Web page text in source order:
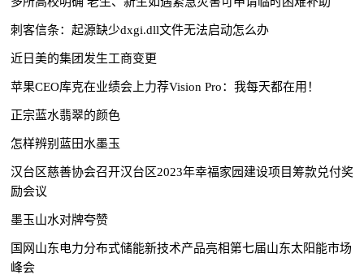
刺客信条：起源缺少dxgi.dll文件无法启动怎么办
近日美的集团发生工商变更
苹果CEO库克在业绩会上力荐Vision Pro：我每天都在用！
正宗蓝水翡翠的颜色
怎样辨别蓝田水墨玉
汉台区慈善协会召开汉台区2023年幸福家园建设项目筹款兑付奖
励会议
墨玉山水对牌夸赞
国网山东电力分布式储能新技术产品亮相第七届山东太阳能市场
峰会